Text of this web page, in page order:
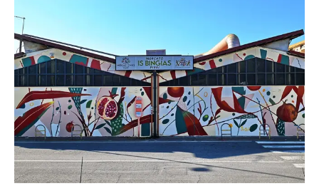
CRONACA
ITALIA
MONDO
POLITICA
ECONOMIA
SERVIZI ALLE IMPRESE